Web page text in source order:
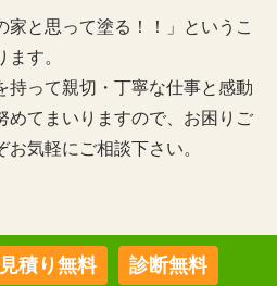
家と思って塗る！！」というこ
す。
持って親切・丁寧な仕事と感動
めてまいりますので、お困りご
気軽にご相談下さい。
積り無料 診断無料